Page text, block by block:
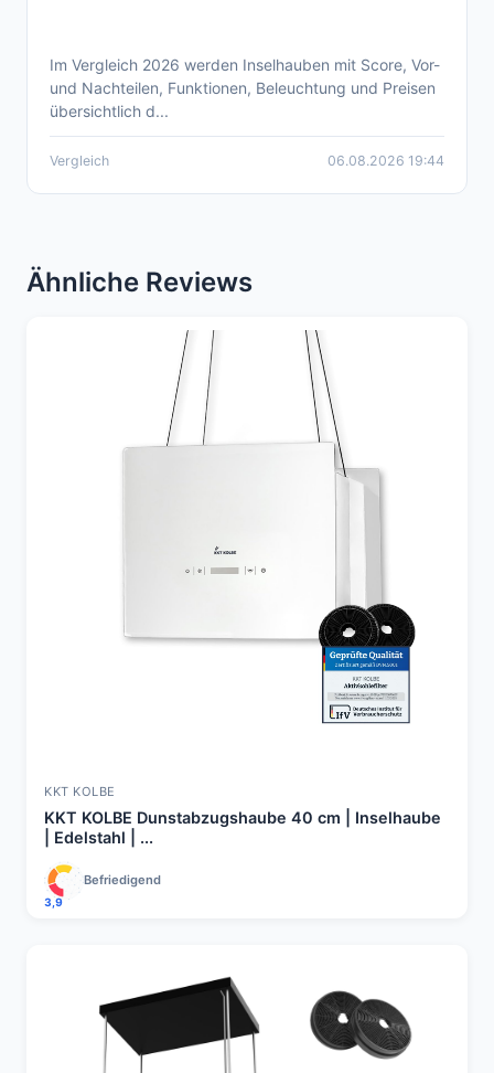
Aktueller Inselhaube Vergleich 2026 – Preis,
Funktionen und Ausstattung
Im Vergleich 2026 werden Inselhauben mit Score, Vor-
und Nachteilen, Funktionen, Beleuchtung und Preisen
übersichtlich d...
Vergleich 06.08.2026 19:44
Ähnliche Reviews
KKT KOLBE
KKT KOLBE Dunstabzugshaube 40 cm | Inselhaube
| Edelstahl | ...
3,9
Befriedigend